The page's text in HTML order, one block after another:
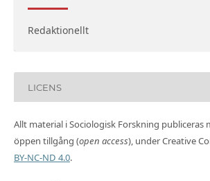
Redaktionellt
LICENS
Allt material i Sociologisk Forskning publiceras
öppen tillgång (open access), under Creative
BY-NC-ND 4.0.